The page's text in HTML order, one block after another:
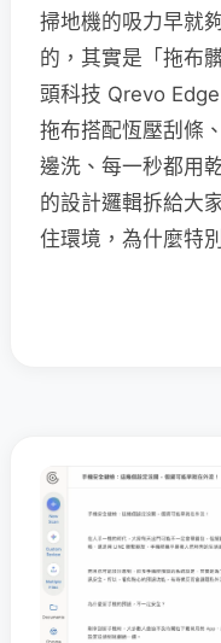
掃地機的吸力早就
的，其實是「拖布
頭科技 Qrevo
拖布搭配恆壓刮條
邊洗、每一秒都用
的設計邏輯拆給大
住環境，為什麼特